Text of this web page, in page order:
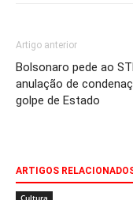
Artigo anterior
Bolsonaro pede ao
anulação de
golpe de Estado
ARTIGOS
Cultura